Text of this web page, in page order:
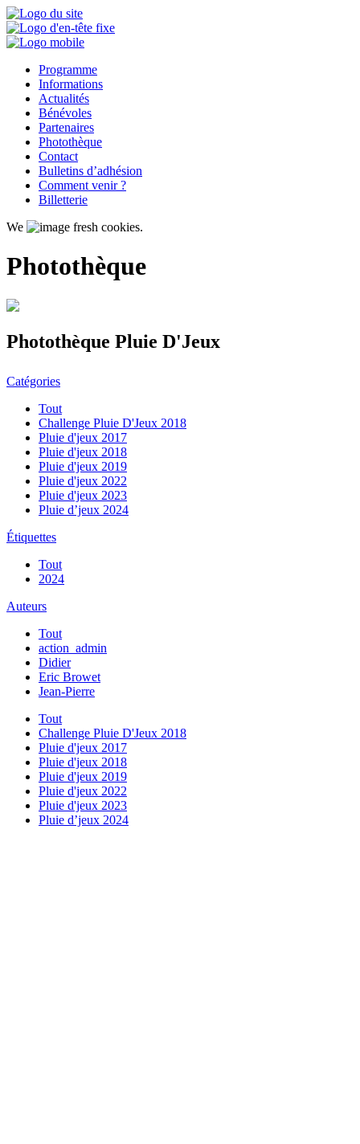
Programme
Informations
Actualités
Bénévoles
Partenaires
Photothèque
Contact
Bulletins d’adhésion
Comment venir ?
Billetterie
We
fresh cookies.
Photothèque
Photothèque Pluie D'Jeux
Catégories
Tout
Challenge Pluie D'Jeux 2018
Pluie d'jeux 2017
Pluie d'jeux 2018
Pluie d'jeux 2019
Pluie d'jeux 2022
Pluie d'jeux 2023
Pluie d’jeux 2024
Étiquettes
Tout
2024
Auteurs
Tout
action_admin
Didier
Eric Browet
Jean-Pierre
Tout
Challenge Pluie D'Jeux 2018
Pluie d'jeux 2017
Pluie d'jeux 2018
Pluie d'jeux 2019
Pluie d'jeux 2022
Pluie d'jeux 2023
Pluie d’jeux 2024